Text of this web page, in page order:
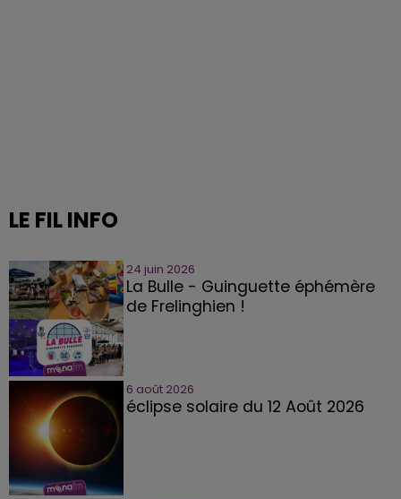
LE FIL INFO
24 juin 2026
La Bulle - Guinguette éphémère
de Frelinghien !
6 août 2026
éclipse solaire du 12 Août 2026